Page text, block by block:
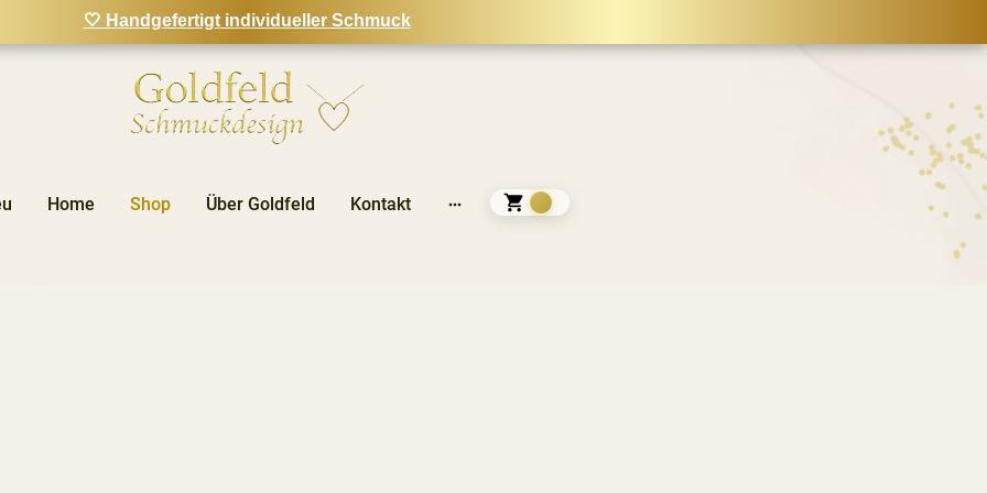
🤍 Handgefertigt individueller Schmuck
Home Shop Über Goldfeld Kontakt